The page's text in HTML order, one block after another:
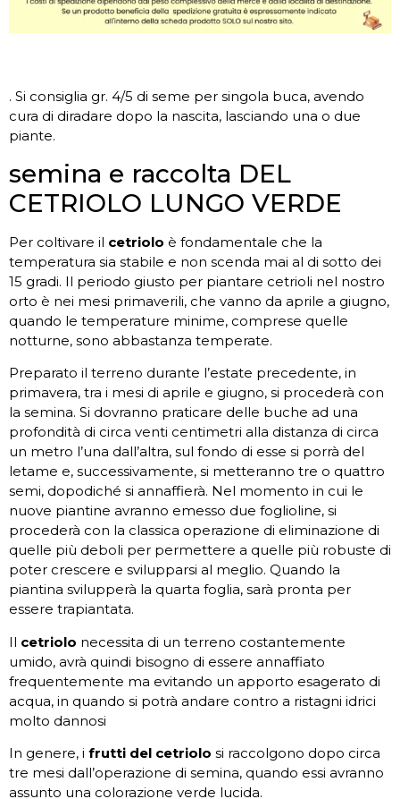
. Si consiglia gr. 4/5 di seme per singola buca, avendo
cura di diradare dopo la nascita, lasciando una o due
piante.
semina e raccolta DEL
CETRIOLO LUNGO VERDE
Per coltivare il cetriolo è fondamentale che la
temperatura sia stabile e non scenda mai al di sotto dei
15 gradi. Il periodo giusto per piantare cetrioli nel nostro
orto è nei mesi primaverili, che vanno da aprile a giugno,
quando le temperature minime, comprese quelle
notturne, sono abbastanza temperate.
Preparato il terreno durante l’estate precedente, in
primavera, tra i mesi di aprile e giugno, si procederà con
la semina. Si dovranno praticare delle buche ad una
profondità di circa venti centimetri alla distanza di circa
un metro l’una dall’altra, sul fondo di esse si porrà del
letame e, successivamente, si metteranno tre o quattro
semi, dopodiché si annaffierà. Nel momento in cui le
nuove piantine avranno emesso due foglioline, si
procederà con la classica operazione di eliminazione di
quelle più deboli per permettere a quelle più robuste di
poter crescere e svilupparsi al meglio. Quando la
piantina svilupperà la quarta foglia, sarà pronta per
essere trapiantata.
Il cetriolo necessita di un terreno costantemente
umido, avrà quindi bisogno di essere annaffiato
frequentemente ma evitando un apporto esagerato di
acqua, in quando si potrà andare contro a ristagni idrici
molto dannosi
In genere, i frutti del cetriolo si raccolgono dopo circa
tre mesi dall’operazione di semina, quando essi avranno
assunto una colorazione verde lucida.